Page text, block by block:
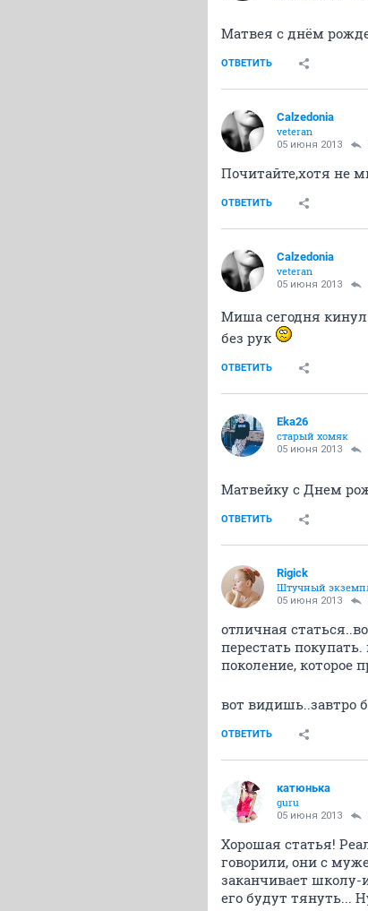
Матвея с днём
ОТВЕТИТЬ
Calzedonia
veteran
05 июня 2013
Почитайте,хотя не
ОТВЕТИТЬ
Calzedonia
veteran
05 июня 2013
Миша сегодня кинул
без рук
ОТВЕТИТЬ
Eka26
старый хомяк
05 июня 2013
Матвейку с Днем
ОТВЕТИТЬ
Rigick
Штучный
05 июня 2013
отличная
перестать
поколение, которое
вот видишь..завтро
ОТВЕТИТЬ
катюнька
guru
05 июня 2013
Хорошая статья!
говорили, они с
заканчивает школу-
его будут тянуть...